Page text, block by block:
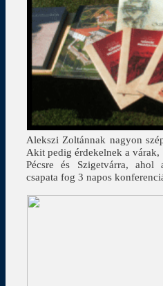
Alekszi Zoltánnak nagyon
Akit pedig érdekelnek a várak,
Pécsre és Szigetvárra, ahol
csapata fog 3 napos